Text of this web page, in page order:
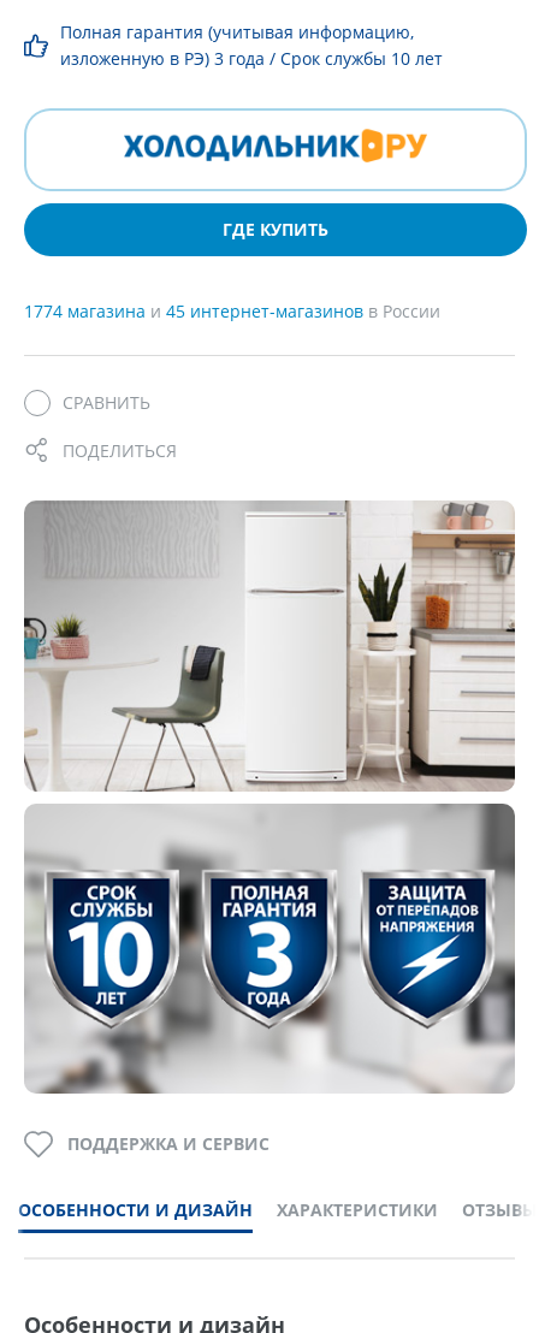
Полная гарантия (учитывая информацию,
изложенную в РЭ) 3 года / Срок службы 10 лет
ГДЕ КУПИТЬ
1774 магазина и 45 интернет-магазинов в России
СРАВНИТЬ
ПОДЕЛИТЬСЯ
ОСОБЕННОСТИ И ДИЗАЙН ХАРАКТЕРИСТИКИ ОТЗЫВЫ
ПОДДЕРЖКА И СЕРВИС
Особенности и дизайн